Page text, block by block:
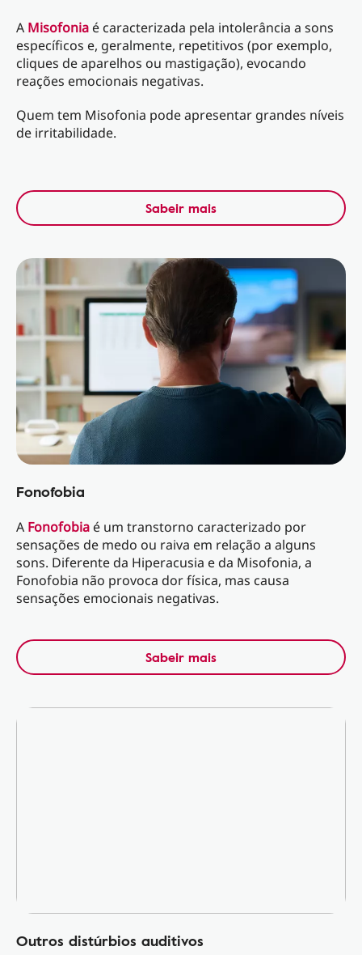
A Misofonia é caracterizada pela intolerância a sons
específicos e, geralmente, repetitivos (por exemplo,
cliques de aparelhos ou mastigação), evocando
reações emocionais negativas.
Quem tem Misofonia pode apresentar grandes níveis
de irritabilidade.
Sabeir mais
Fonofobia
A Fonofobia é um transtorno caracterizado por
sensações de medo ou raiva em relação a alguns
sons. Diferente da Hiperacusia e da Misofonia, a
Fonofobia não provoca dor física, mas causa
sensações emocionais negativas.
Sabeir mais
Outros distúrbios auditivos